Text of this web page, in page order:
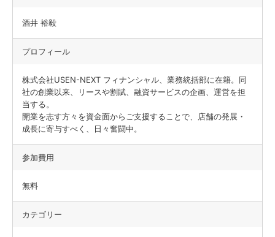
酒井 裕毅
プロフィール
株式会社USEN-NEXT フィナンシャル、業務統括部に在籍。同
社の創業以来、リースや割賦、融資サービスの企画、運営を担
当する。
開業を志す方々を資金面からご支援することで、店舗の発展・
成長に寄与すべく、日々奮闘中。
参加費用
無料
カテゴリー